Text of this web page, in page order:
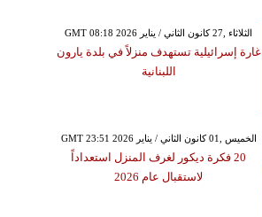
GMT 08:18 2026 الثلاثاء ,27 كانون الثاني / يناير
غارة إسرائيلية تستهدف منزلاً في بلدة يارون
اللبنانية
GMT 23:51 2026 الخميس ,01 كانون الثاني / يناير
20 فكرة ديكور لغرف المنزل استعداداً
لاستقبال عام 2026